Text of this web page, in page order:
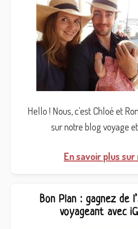
Hello ! Nous, c’est Chloé et
sur notre blog voyage
En savoir plus sur
Bon Plan : gagnez de
voyageant avec